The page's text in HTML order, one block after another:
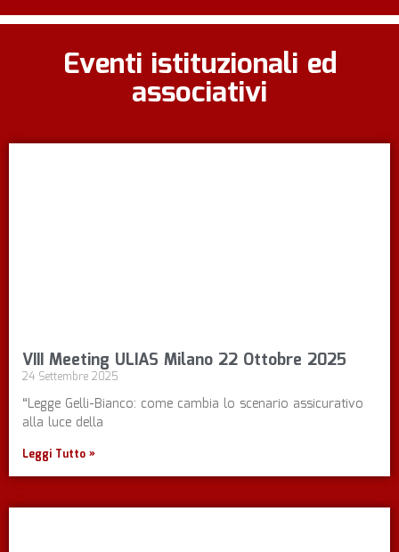
Eventi istituzionali ed
associativi
VIII Meeting ULIAS Milano 22 Ottobre 2025
24 Settembre 2025
“Legge Gelli-Bianco: come cambia lo scenario assicurativo
alla luce della
Leggi Tutto »